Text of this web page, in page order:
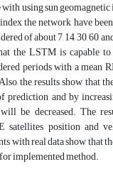
with using sun
the network have
of about 7, 14, 30, 60,
the LSTM is capable
periods with a mean
the results show that
prediction and by
be decreased. The
satellites position and
with real data show that
implemented method.